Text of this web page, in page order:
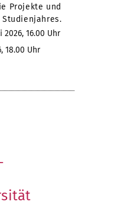
Projekte und
2026, 16.00 Uhr
18.00 Uhr